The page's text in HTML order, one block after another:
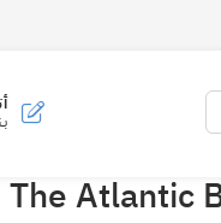
The Atlantic